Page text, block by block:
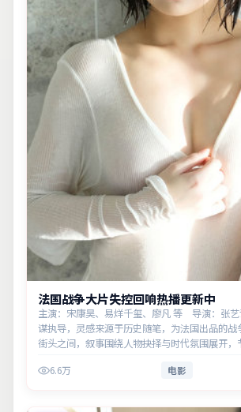
法国战争大片失控回响热播更新中
主演：宋康昊、易烊千玺、廖凡 等 导演：张
谋执导，灵感来源于历史随笔，为法国出品的战
街头之间，叙事围绕人物抉择与时代氛围展开，
6.6万 电影